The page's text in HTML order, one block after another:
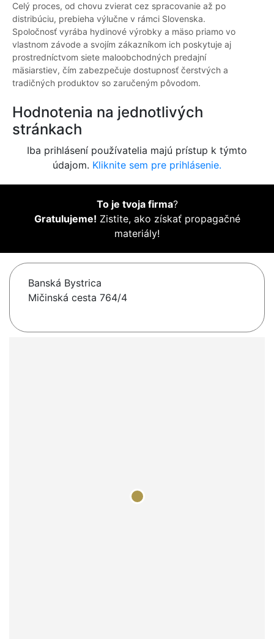
Celý proces, od chovu zvierat cez spracovanie až po
distribúciu, prebieha výlučne v rámci Slovenska.
Spoločnosť vyrába hydinové výrobky a mäso priamo vo
vlastnom závode a svojím zákazníkom ich poskytuje aj
prostredníctvom siete maloobchodných predajní
mäsiarstiev, čím zabezpečuje dostupnosť čerstvých a
tradičných produktov so zaručeným pôvodom.
Hodnotenia na jednotlivých
stránkach
Iba prihlásení používatelia majú prístup k týmto
údajom. Kliknite sem pre prihlásenie.
To je tvoja firma?
Gratulujeme! Zistite, ako získať propagačné
materiály!
Banská Bystrica
Mičinská cesta 764/4